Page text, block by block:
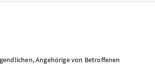
Angehörige von Betroffenen